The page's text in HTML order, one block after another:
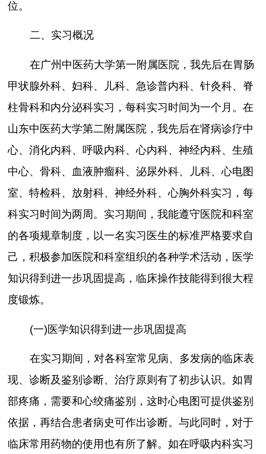
位。
二、实习概况
在广州中医药大学第一附属医院，我先后在胃肠
甲状腺外科、妇科、儿科、急诊普内科、针灸科、脊
柱骨科和内分泌科实习，每科实习时间为一个月。在
山东中医药大学第二附属医院，我先后在肾病诊疗中
心、消化内科、呼吸内科、心内科、神经内科、生殖
中心、骨科、血液肿瘤科、泌尿外科、儿科、心电图
室、特检科、放射科、神经外科、心胸外科实习，每
科实习时间为两周。实习期间，我能遵守医院和科室
的各项规章制度，以一名实习医生的标准严格要求自
己，积极参加医院和科室组织的各种学术活动，医学
知识得到进一步巩固提高，临床操作技能得到很大程
度锻炼。
(一)医学知识得到进一步巩固提高
在实习期间，对各科室常见病、多发病的临床表
现、诊断及鉴别诊断、治疗原则有了初步认识。如胃
部疼痛，需要和心绞痛鉴别，这时心电图可提供鉴别
依据，再结合患者病史可作出诊断。与此同时，对于
临床常用药物的使用也有所了解。如在呼吸内科实习